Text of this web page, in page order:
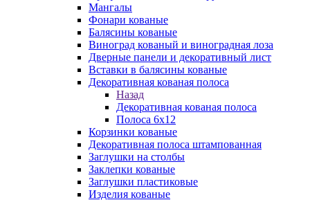
Мангалы
Фонари кованые
Балясины кованые
Виноград кованый и виноградная лоза
Дверные панели и декоративный лист
Вставки в балясины кованые
Декоративная кованая полоса
Назад
Декоративная кованая полоса
Полоса 6х12
Корзинки кованые
Декоративная полоса штампованная
Заглушки на столбы
Заклепки кованые
Заглушки пластиковые
Изделия кованые